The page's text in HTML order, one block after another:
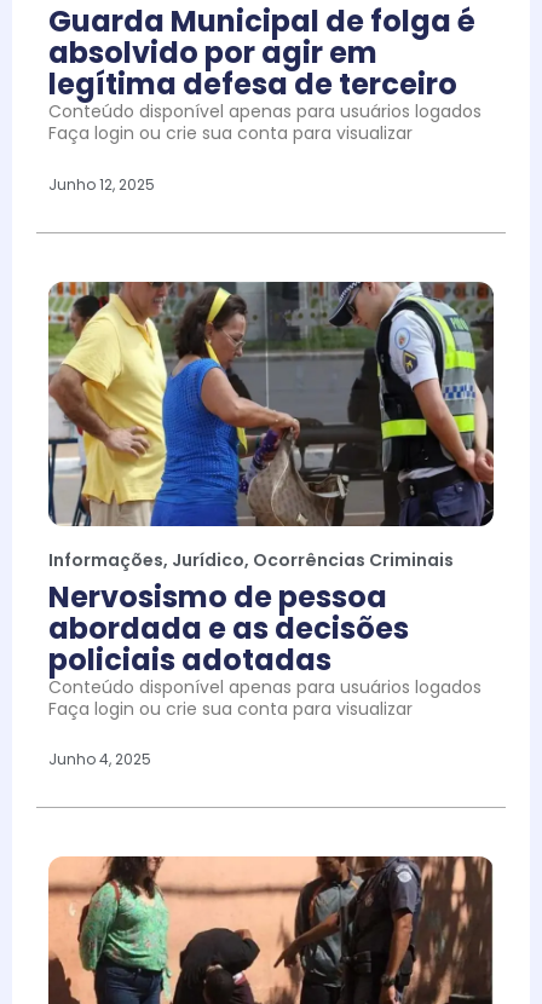
Guarda Municipal de folga é
absolvido por agir em
legítima defesa de terceiro
Conteúdo disponível apenas para usuários logados
Faça login ou crie sua conta para visualizar
Junho 12, 2025
Informações, Jurídico, Ocorrências Criminais
Nervosismo de pessoa
abordada e as decisões
policiais adotadas
Conteúdo disponível apenas para usuários logados
Faça login ou crie sua conta para visualizar
Junho 4, 2025